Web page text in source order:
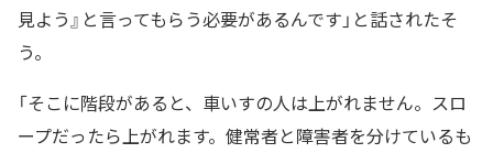
見よう』と言ってもらう必要があるんです」と話されたそ
う。
「そこに階段があると、車いすの人は上がれません。スロ
ープだったら上がれます。健常者と障害者を分けているも